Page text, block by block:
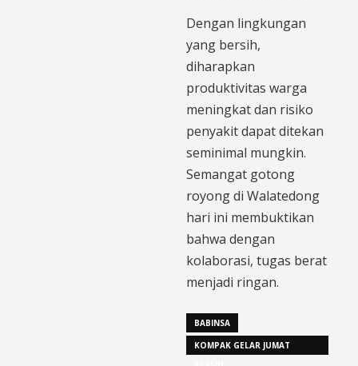
Dengan lingkungan
yang bersih,
diharapkan
produktivitas warga
meningkat dan risiko
penyakit dapat ditekan
seminimal mungkin.
Semangat gotong
royong di Walatedong
hari ini membuktikan
bahwa dengan
kolaborasi, tugas berat
menjadi ringan.
BABINSA
KOMPAK GELAR JUMAT